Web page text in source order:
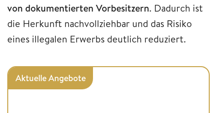
von dokumentierten Vorbesitzern. Dadurch ist
die Herkunft nachvollziehbar und das Risiko
eines illegalen Erwerbs deutlich reduziert.
Aktuelle Angebote